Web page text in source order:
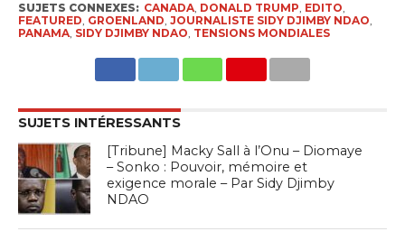
SUJETS CONNEXES: CANADA, DONALD TRUMP, EDITO,
FEATURED, GROENLAND, JOURNALISTE SIDY DJIMBY NDAO,
PANAMA, SIDY DJIMBY NDAO, TENSIONS MONDIALES
SUJETS INTÉRESSANTS
[Tribune] Macky Sall à l’Onu – Diomaye
– Sonko : Pouvoir, mémoire et
exigence morale – Par Sidy Djimby
NDAO